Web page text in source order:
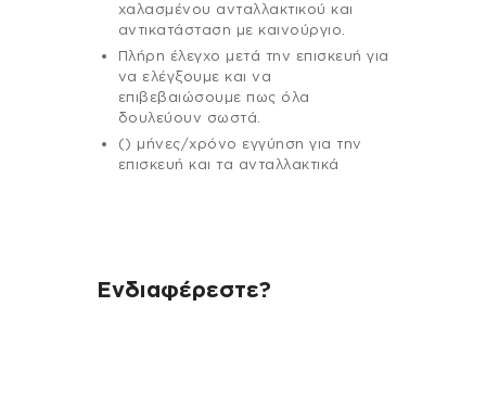
χαλασμένου ανταλλακτικού και
αντικατάσταση με καινούργιο.
Πλήρη έλεγχο μετά την επισκευή για
να ελέγξουμε και να
επιβεβαιώσουμε πως όλα
δουλεύουν σωστά.
() μήνες/χρόνο εγγύηση για την
επισκευή και τα ανταλλακτικά
Ενδιαφέρεστε?